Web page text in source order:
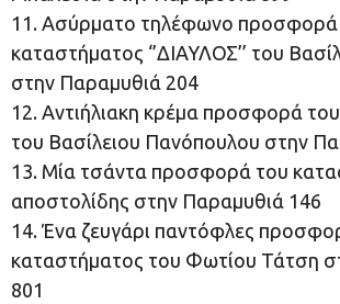
11. Ασύρματο τηλέφωνο προσφορά
καταστήματος ‘’ΔΙΑΥΛΟΣ’’ του
στην Παραμυθιά 204
12. Αντιήλιακη κρέμα προσφορά
του Βασίλειου Πανόπουλου στην
13. Μία τσάντα προσφορά του
αποστολίδης στην Παραμυθιά 146
14. Ένα ζευγάρι παντόφλες
καταστήματος του Φωτίου Τάτση
801